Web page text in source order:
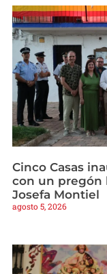
Cinco Casas
con un pregón
Josefa Montiel
agosto 5, 2026